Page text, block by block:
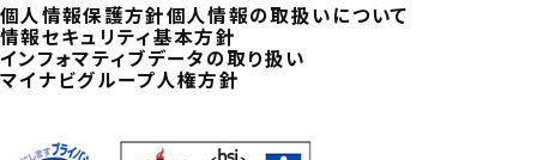
個人情報保護方針個人情報の取扱いについて
情報セキュリティ基本方針
インフォマティブデータの取り扱い
マイナビグループ人権方針